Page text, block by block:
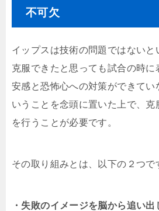
不可欠
イップスは技術の問題ではないと
克服できたと思っても試合の時に
安感と恐怖心への対策ができてい
いうことを念頭に置いた上で、克
を行うことが必要です。
その取り組みとは、以下の２つで
・失敗のイメージを脳から追い